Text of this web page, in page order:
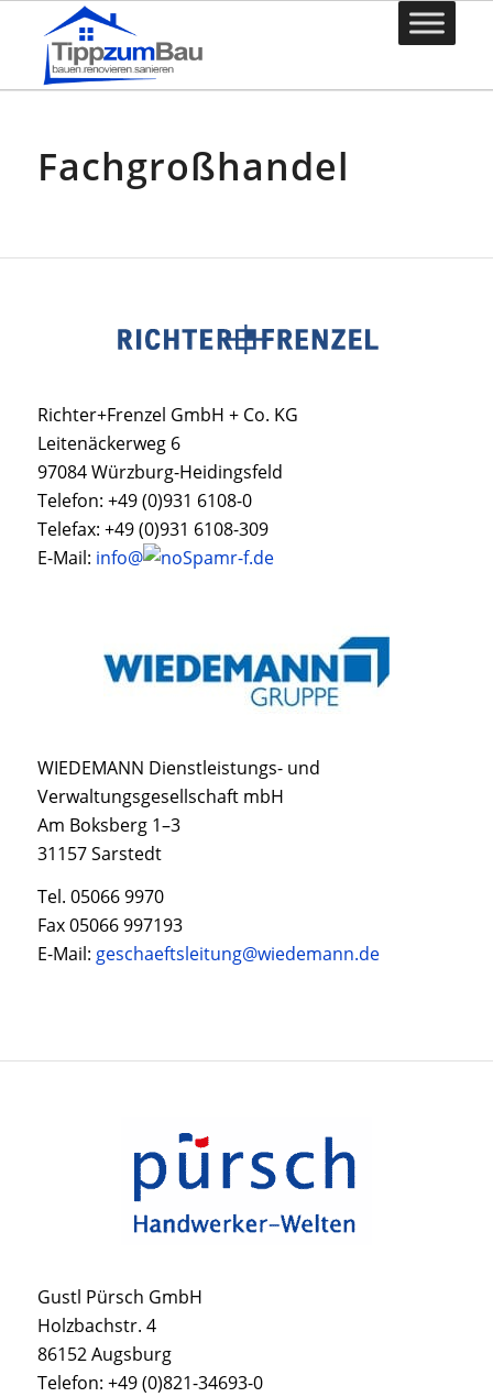
Fachgroßhandel
Richter+Frenzel GmbH + Co. KG
Leitenäckerweg 6
97084 Würzburg-Heidingsfeld
Telefon: +49 (0)931 6108-0
Telefax: +49 (0)931 6108-309
E-Mail: info@ r-f.de
WIEDEMANN Dienstleistungs- und
Verwaltungsgesellschaft mbH
Am Boksberg 1–3
31157 Sarstedt
Tel. 05066 9970
Fax 05066 997193
E-Mail: geschaeftsleitung@wiedemann.de
Gustl Pürsch GmbH
Holzbachstr. 4
86152 Augsburg
Telefon: +49 (0)821-34693-0